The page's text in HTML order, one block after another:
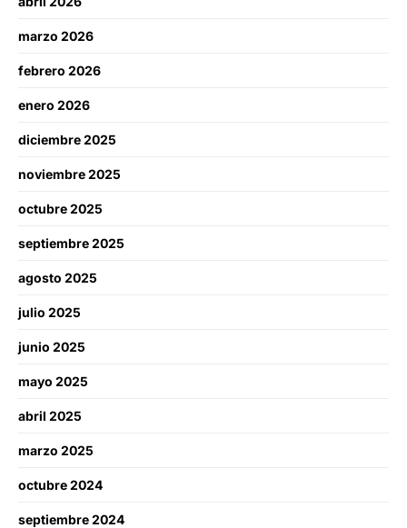
marzo 2026
febrero 2026
enero 2026
diciembre 2025
noviembre 2025
octubre 2025
septiembre 2025
agosto 2025
julio 2025
junio 2025
mayo 2025
abril 2025
marzo 2025
octubre 2024
septiembre 2024